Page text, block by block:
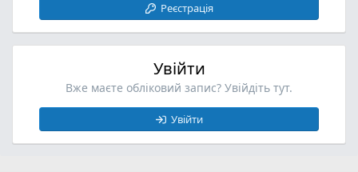
Реєстрація
Увійти
Вже маєте обліковий запис? Увійдіть тут.
Увійти